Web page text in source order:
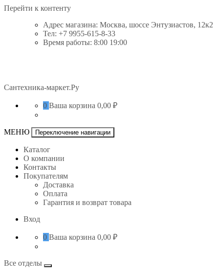
Перейти к контенту
Адрес магазина: Москва, шоссе Энтузиастов, 12к2
Тел: +7 9955-615-8-33
Время работы: 8:00 19:00
Сантехника-маркет.Ру
0 Ваша корзина 0,00 ₽
МЕНЮ Переключение навигации
Каталог
О компании
Контакты
Покупателям
Доставка
Оплата
Гарантия и возврат товара
Вход
0 Ваша корзина 0,00 ₽
Все отделы